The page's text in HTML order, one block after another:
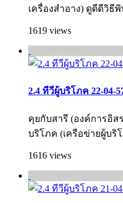
เครื่องสำอาง) ดูดีดีวิธี
1619 views
2.4 ทีวีผู้บริโภค 22-04-
คุยกับสารี (องค์การอิส
บริโภค (เครือข่ายผู้บริ
1616 views